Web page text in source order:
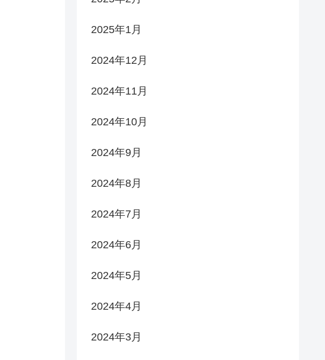
2025年1月
2024年12月
2024年11月
2024年10月
2024年9月
2024年8月
2024年7月
2024年6月
2024年5月
2024年4月
2024年3月